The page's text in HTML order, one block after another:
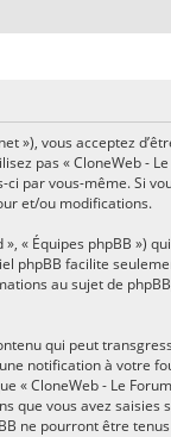
»), vous acceptez
pas « CloneWeb -
par vous-même. Si
et/ou modifications.
« Équipes phpBB »)
phpBB facilite
au sujet de
qui peut
notification à votre
« CloneWeb - Le
que vous avez saisies
ne pourront être